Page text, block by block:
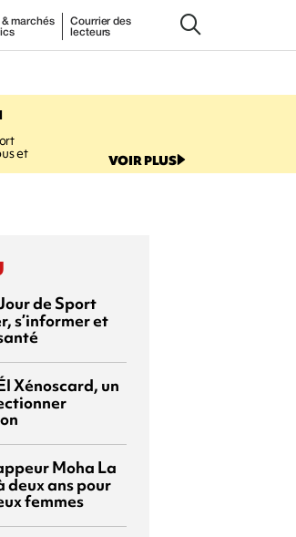
& marchés
Courrier des
lecteurs
et VOIR PLUS
de Sport
s’informer et
Xénoscard, un
Moha La
deux ans pour
femmes